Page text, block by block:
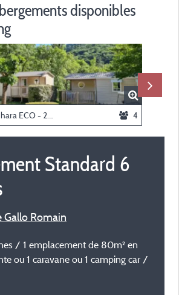
disponibles
4
Standard 6
Gallo Romain
/ 1 emplacement de 80m² en
ou 1 caravane ou 1 camping car /